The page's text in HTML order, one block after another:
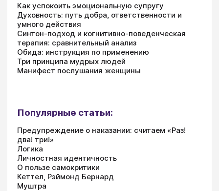
Как успокоить эмоциональную супругу
Духовность: путь добра, ответственности и
умного действия
Синтон-подход и когнитивно-поведенческая
терапия: сравнительный анализ
Обида: инструкция по применению
Три принципа мудрых людей
Манифест послушания женщины
Популярные статьи:
Предупреждение о наказании: считаем «Раз!
два! три!»
Логика
Личностная идентичность
О пользе самокритики
Кеттел, Рэймонд Бернард
Муштра